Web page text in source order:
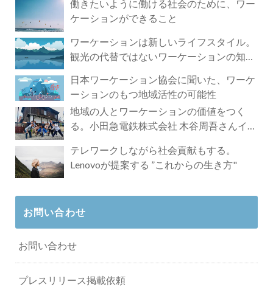
働きたいように働ける社会のために、ワー
ケーションができること
ワーケーションは新しいライフスタイル。
観光の代替ではないワーケーションの知ら
日本ワーケーション協会に聞いた、ワーケ
ーションのもつ地域活性の可能性
地域の人とワーケーションの価値をつく
る。小田急電鉄株式会社 木谷周吾さんイン
テレワークしながら社会貢献もする。
Lenovoが提案する ”これからの生き方"
お問い合わせ
お問い合わせ
プレスリリース掲載依頼